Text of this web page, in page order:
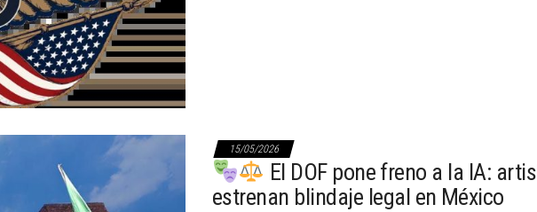
15/05/2026
El DOF pone freno a la IA:
estrenan blindaje legal en México